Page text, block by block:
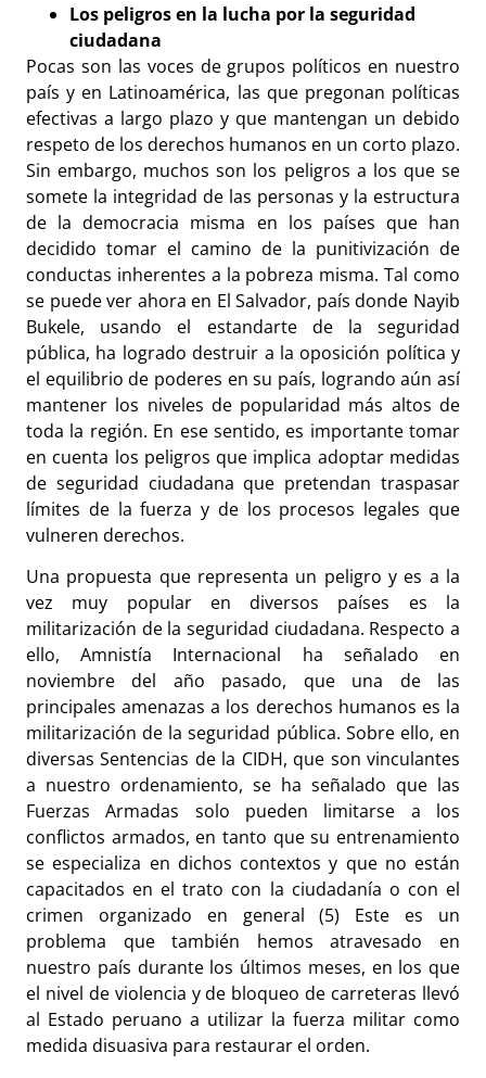
Los peligros en la lucha por la seguridad
ciudadana
Pocas son las voces de grupos políticos en nuestro
país y en Latinoamérica, las que pregonan políticas
efectivas a largo plazo y que mantengan un debido
respeto de los derechos humanos en un corto plazo.
Sin embargo, muchos son los peligros a los que se
somete la integridad de las personas y la estructura
de la democracia misma en los países que han
decidido tomar el camino de la punitivización de
conductas inherentes a la pobreza misma. Tal como
se puede ver ahora en El Salvador, país donde Nayib
Bukele, usando el estandarte de la seguridad
pública, ha logrado destruir a la oposición política y
el equilibrio de poderes en su país, logrando aún así
mantener los niveles de popularidad más altos de
toda la región. En ese sentido, es importante tomar
en cuenta los peligros que implica adoptar medidas
de seguridad ciudadana que pretendan traspasar
límites de la fuerza y de los procesos legales que
vulneren derechos.
Una propuesta que representa un peligro y es a la
vez muy popular en diversos países es la
militarización de la seguridad ciudadana. Respecto a
ello, Amnistía Internacional ha señalado en
noviembre del año pasado, que una de las
principales amenazas a los derechos humanos es la
militarización de la seguridad pública. Sobre ello, en
diversas Sentencias de la CIDH, que son vinculantes
a nuestro ordenamiento, se ha señalado que las
Fuerzas Armadas solo pueden limitarse a los
conflictos armados, en tanto que su entrenamiento
se especializa en dichos contextos y que no están
capacitados en el trato con la ciudadanía o con el
crimen organizado en general (5) Este es un
problema que también hemos atravesado en
nuestro país durante los últimos meses, en los que
el nivel de violencia y de bloqueo de carreteras llevó
al Estado peruano a utilizar la fuerza militar como
medida disuasiva para restaurar el orden.